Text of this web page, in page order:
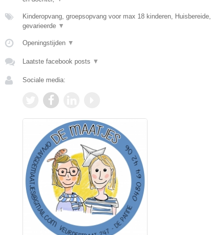
Kinderopvang, groepsopvang voor max 18 kinderen, Huisbereide,
gevarieerde ▼
Openingstijden ▼
Laatste facebook posts ▼
Sociale media: